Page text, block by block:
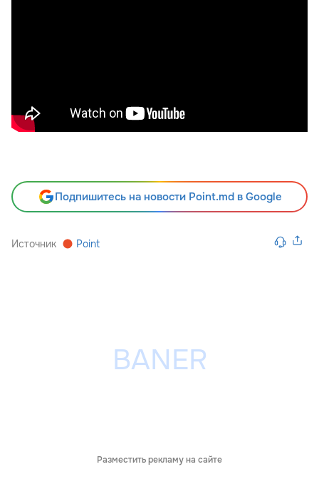
Подпишитесь на новости Point.md в Google
Источник Point
Разместить рекламу на сайте